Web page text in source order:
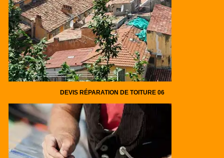
DEVIS RÉPARATION DE TOITURE 06